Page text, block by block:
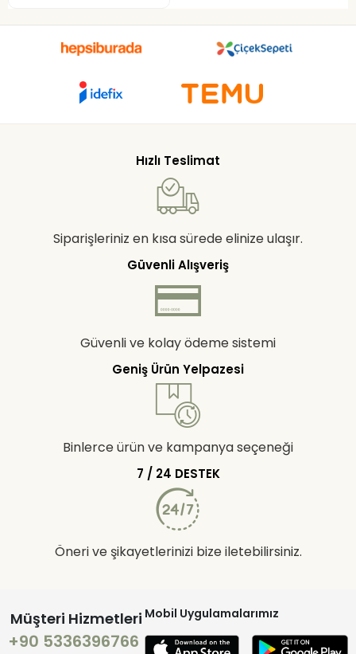
Hızlı Teslimat
Siparişleriniz en kısa sürede elinize ulaşır.
Güvenli Alışveriş
Güvenli ve kolay ödeme sistemi
Geniş Ürün Yelpazesi
Binlerce ürün ve kampanya seçeneği
7 / 24 DESTEK
Öneri ve şikayetlerinizi bize iletebilirsiniz.
Müşteri Hizmetleri
+90 5336396766
Mobil Uygulamalarımız